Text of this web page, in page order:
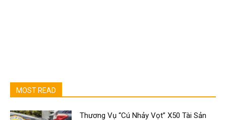
MOST READ
Thương Vụ “Cú Nhảy Vọt” X50 Tài Sản